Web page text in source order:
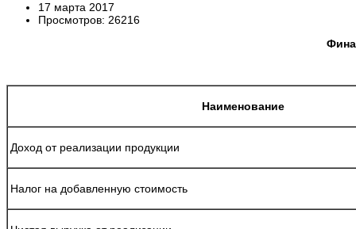
17 марта 2017
Просмотров: 26216
Наименование
Доход от реализации продукции
Налог на добавленную стоимость